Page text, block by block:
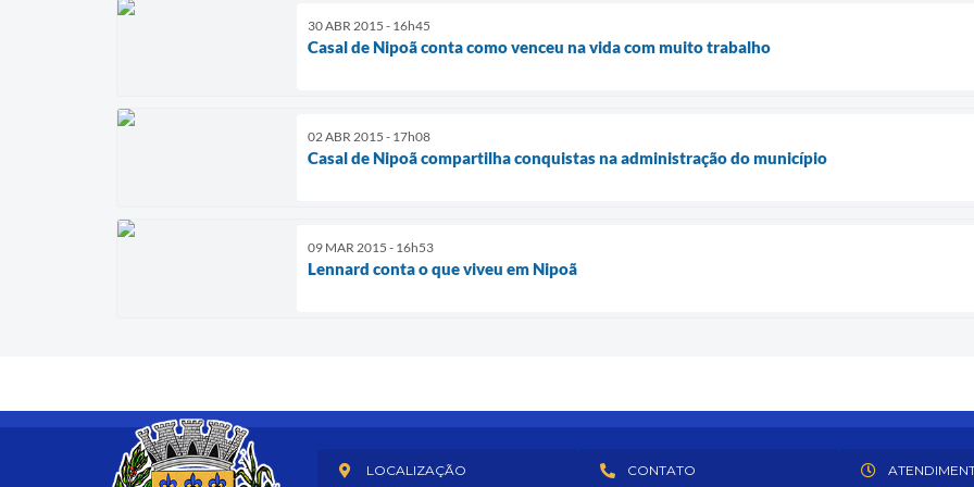
30 ABR 2015 - 16h45
Casal de Nipoã conta como venceu na vida com muito trabalho
02 ABR 2015 - 17h08
Casal de Nipoã compartilha conquistas na administração do município
09 MAR 2015 - 16h53
Lennard conta o que viveu em Nipoã
LOCALIZAÇÃO CONTATO